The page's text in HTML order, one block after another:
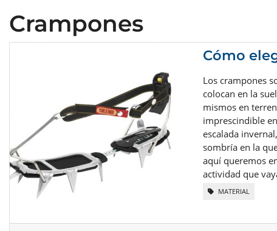
Crampones
Cómo
Los crampones
colocan en la
mismos en
imprescindible
escalada
sombría en la
aquí queremos
actividad que
MATERIAL